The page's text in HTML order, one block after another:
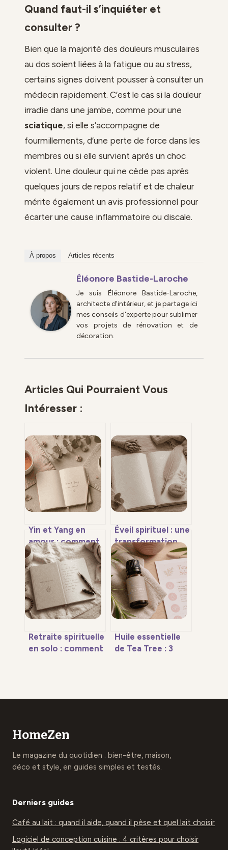
Quand faut-il s’inquiéter et
consulter ?
Bien que la majorité des douleurs musculaires
au dos soient liées à la fatigue ou au stress,
certains signes doivent pousser à consulter un
médecin rapidement. C’est le cas si la douleur
irradie dans une jambe, comme pour une
sciatique, si elle s’accompagne de
fourmillements, d’une perte de force dans les
membres ou si elle survient après un choc
violent. Une douleur qui ne cède pas après
quelques jours de repos relatif et de chaleur
mérite également un avis professionnel pour
écarter une cause inflammatoire ou discale.
À propos Articles récents
Éléonore Bastide-Laroche
Je suis Éléonore Bastide-Laroche,
architecte d'intérieur, et je partage ici
mes conseils d'experte pour sublimer
vos projets de rénovation et de
décoration.
Articles Qui Pourraient Vous
Intéresser :
Yin et Yang en
amour : comment
transformer vos
différences en
moteur
d’harmonie
Éveil spirituel : une
transformation
fulgurante ou le
cheminement
d’une vie ?
Retraite spirituelle
en solo : comment
Huile essentielle
de Tea Tree : 3
HomeZen
Le magazine du quotidien : bien-être, maison,
déco et style, en guides simples et testés.
Derniers guides
Café au lait : quand il aide, quand il pèse et quel lait choisir
Logiciel de conception cuisine : 4 critères pour choisir